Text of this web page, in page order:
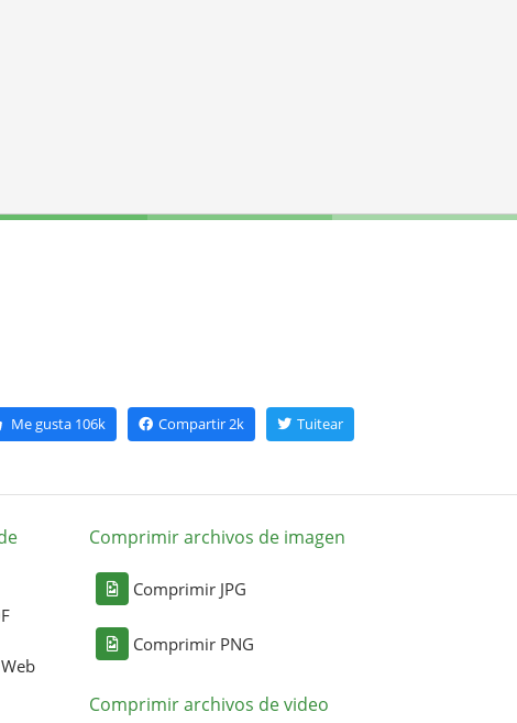
Me gusta106k Compartir 2k Tuitear
Comprimir archivos de imagen
Comprimir JPG
Comprimir PNG
Comprimir archivos de video